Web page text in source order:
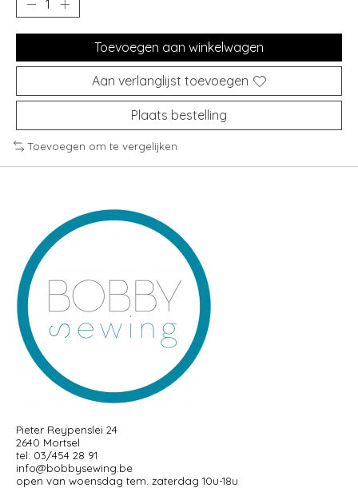
Toevoegen aan winkelwagen
Aan verlanglijst toevoegen
Plaats bestelling
Toevoegen om te vergelijken
Pieter Reypenslei 24
2640 Mortsel
tel: 03/454 28 91
info@bobbysewing.be
open van woensdag tem. zaterdag 10u-18u